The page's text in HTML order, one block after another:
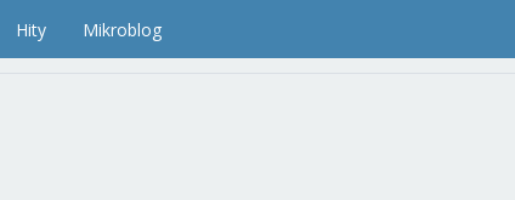
Hity Mikroblog